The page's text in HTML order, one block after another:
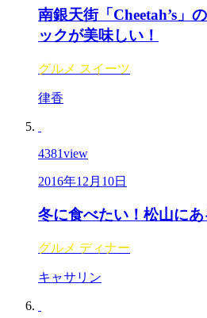
南銀天街「Cheetah’s」
ックが美味しい！
グルメ スイーツ
律香
4381view
2016年12月10日
冬に食べたい！松山に
グルメ ディナー
キャサリン